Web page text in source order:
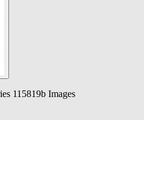
115819b Images